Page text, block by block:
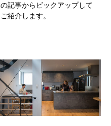
の記事からビックアップして
ご紹介します。